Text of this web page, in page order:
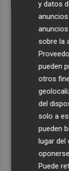
y datos
sobre la
pueden
otros
del
solo a
pueden
lugar del
Puede